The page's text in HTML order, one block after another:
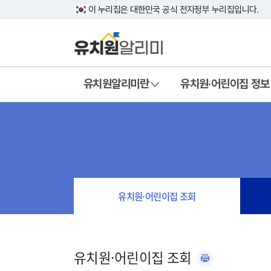
이 누리집은 대한민국 공식 전자정부 누리집입니다.
유치원알리미란 유치원·어린이집 정보
유치원·어린이집 조회
유치원·어린이집 조회